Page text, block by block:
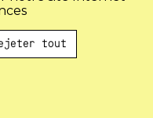
tout